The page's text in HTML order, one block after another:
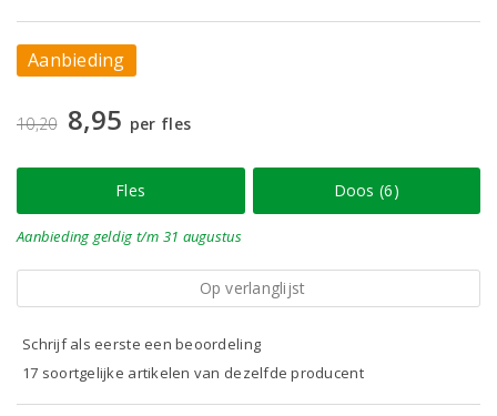
Aanbieding
10,20 8,95 per fles
Fles Doos (6)
Aanbieding geldig t/m 31 augustus
Op verlanglijst
Schrijf als eerste een beoordeling
17 soortgelijke artikelen van dezelfde producent